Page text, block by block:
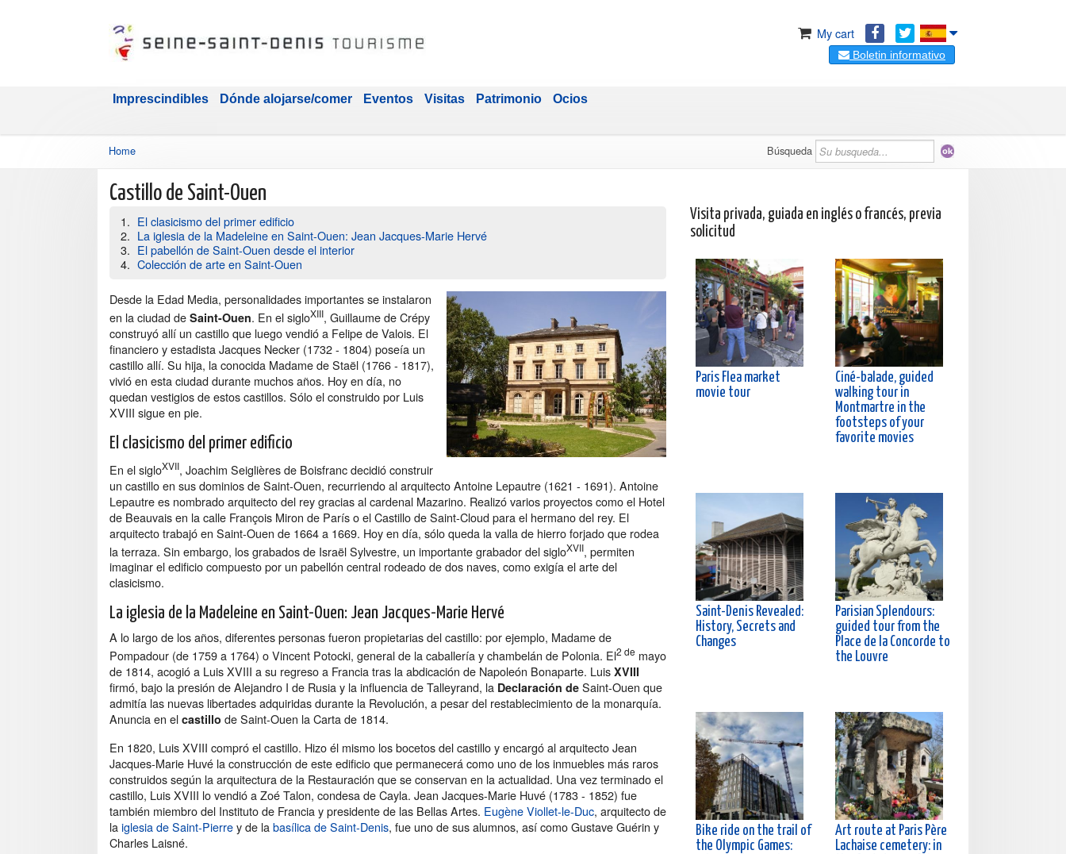
My cart
Boletin informativo
Imprescindibles Dónde alojarse/comer Eventos Visitas Patrimonio Ocios
Home Búsqueda
Castillo de Saint-Ouen
El clasicismo del primer edificio
La iglesia de la Madeleine en Saint-Ouen: Jean Jacques-Marie Hervé
El pabellón de Saint-Ouen desde el interior
Colección de arte en Saint-Ouen
Desde la Edad Media, personalidades importantes se instalaron
en la ciudad de Saint-Ouen. En el sigloXIII, Guillaume de Crépy
construyó allí un castillo que luego vendió a Felipe de Valois. El
financiero y estadista Jacques Necker (1732 - 1804) poseía un
castillo allí. Su hija, la conocida Madame de Staël (1766 - 1817),
vivió en esta ciudad durante muchos años. Hoy en día, no
quedan vestigios de estos castillos. Sólo el construido por Luis
XVIII sigue en pie.
El clasicismo del primer edificio
En el sigloXVII, Joachim Seiglières de Boisfranc decidió construir
un castillo en sus dominios de Saint-Ouen, recurriendo al arquitecto Antoine Lepautre (1621 - 1691). Antoine
Lepautre es nombrado arquitecto del rey gracias al cardenal Mazarino. Realizó varios proyectos como el Hotel
de Beauvais en la calle François Miron de París o el Castillo de Saint-Cloud para el hermano del rey. El
arquitecto trabajó en Saint-Ouen de 1664 a 1669. Hoy en día, sólo queda la valla de hierro forjado que rodea
la terraza. Sin embargo, los grabados de Israël Sylvestre, un importante grabador del sigloXVII, permiten
imaginar el edificio compuesto por un pabellón central rodeado de dos naves, como exigía el arte del
clasicismo.
La iglesia de la Madeleine en Saint-Ouen: Jean Jacques-Marie Hervé
A lo largo de los años, diferentes personas fueron propietarias del castillo: por ejemplo, Madame de
Pompadour (de 1759 a 1764) o Vincent Potocki, general de la caballería y chambelán de Polonia. El2 de mayo
de 1814, acogió a Luis XVIII a su regreso a Francia tras la abdicación de Napoleón Bonaparte. Luis XVIII
firmó, bajo la presión de Alejandro I de Rusia y la influencia de Talleyrand, la Declaración de Saint-Ouen que
admitía las nuevas libertades adquiridas durante la Revolución, a pesar del restablecimiento de la monarquía.
Anuncia en el castillo de Saint-Ouen la Carta de 1814.
En 1820, Luis XVIII compró el castillo. Hizo él mismo los bocetos del castillo y encargó al arquitecto Jean
Jacques-Marie Huvé la construcción de este edificio que permanecerá como uno de los inmuebles más raros
construidos según la arquitectura de la Restauración que se conservan en la actualidad. Una vez terminado el
castillo, Luis XVIII lo vendió a Zoé Talon, condesa de Cayla. Jean Jacques-Marie Huvé (1783 - 1852) fue
también miembro del Instituto de Francia y presidente de las Bellas Artes. Eugène Viollet-le-Duc, arquitecto de
laiglesia de Saint-Pierrey de labasílica de Saint-Denis, fue uno de sus alumnos, así como Gustave Guérin y
Charles Laisné.
Visita privada, guiada en inglés o francés, previa
solicitud
Paris Flea market
movie tour
Ciné-balade, guided
walking tour in
Montmartre in the
footsteps of your
favorite movies
Saint-Denis Revealed:
History, Secrets and
Changes
Parisian Splendours:
guided tour from the
Place de la Concorde to
the Louvre
Bike ride on the trail of
the Olympic Games:
Art route at Paris Père
Lachaise cemetery: in